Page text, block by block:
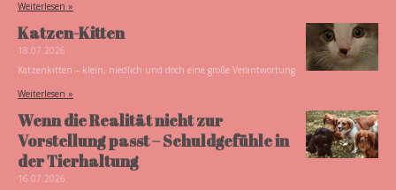
Weiterlesen »
Katzen-Kitten
18.07.2026
Katzenkitten – klein, niedlich und doch eine große Verantwortung
Weiterlesen »
Wenn die Realität nicht zur
Vorstellung passt – Schuldgefühle in
der Tierhaltung
16.07.2026